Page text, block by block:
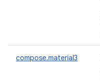
compose.material3